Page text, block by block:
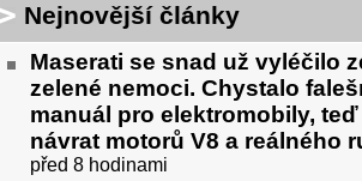
Nejnovější články
Maserati se snad už vyléčilo
zelené nemoci. Chystalo
manuál pro elektromobily,
návrat motorů V8 a reálného
před 8 hodinami